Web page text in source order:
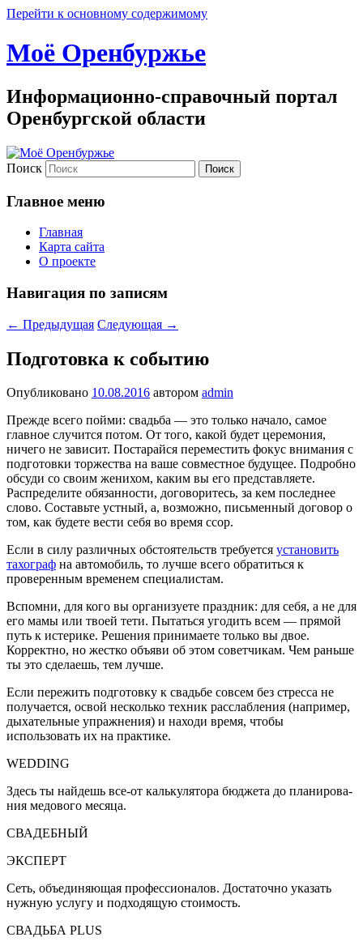
Перейти к основному содержимому
Моё Оренбуржье
Информационно-справочный портал
Оренбургской области
Поиск
Главное меню
Главная
Карта сайта
О проекте
Навигация по записям
← Предыдущая Следующая →
Подготовка к событию
Опубликовано 10.08.2016 автором admin
Прежде всего пойми: свадьба — это только начало, самое
главное случится по­том. От того, какой будет церемония,
ничего не зави­сит. Постарайся переместить фокус внимания с
подготов­ки торжества на ваше сов­местное будущее. Подробно
обсуди со своим женихом, каким вы его представляете.
Распределите обязанности, договоритесь, за кем послед­нее
слово. Составьте устный, а, возможно, письменный до­говор о
том, как будете вести себя во время ссор.
Если в силу различных обстоятельств требуется установить
тахограф на автомобиль, то лучше всего обратиться к
проверенным временем специалистам.
Вспомни, для кого вы орга­низуете праздник: для себя, а не для
его мамы или твоей тети. Пытаться угодить всем — прямой
путь к исте­рике. Решения принимаете только вы двое.
Корректно, но жестко объяви об этом советчикам. Чем раньше
ты это сделаешь, тем лучше.
Если пережить подготовку к свадьбе совсем без стресса не
получается, освой нес­колько техник расслабления (например,
дыхательные упражнения) и находи время, чтобы
использовать их на практике.
WEDDING
Здесь ты най­дешь все-от калькулятора бюджета до планирова­
ния медового месяца.
СВАДЕБНЫЙ
ЭКСПЕРТ
Сеть, объеди­няющая про­фессионалов. Достаточно указать
нуж­ную услугу и подходящую стоимость.
СВАДЬБА PLUS